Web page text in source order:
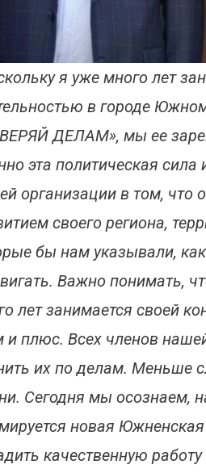
я уже много лет
в городе
ДЕЛАМ», мы ее
эта политическая сила
организации в том, что
своего региона,
бы нам указывали,
Важно понимать,
лет занимается своей
и плюс. Всех членов
их по делам. Меньше
Сегодня мы осознаем,
новая
качественную